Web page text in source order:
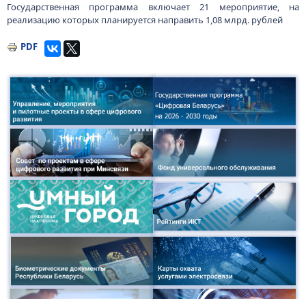
Государственная программа включает 21 мероприятие, на
реализацию которых планируется направить 1,08 млрд. рублей
PDF